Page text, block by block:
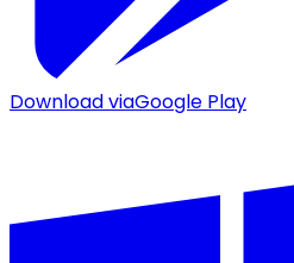
Download viaGoogle Play